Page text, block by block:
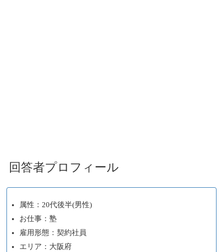
回答者プロフィール
属性：20代後半(男性)
お仕事：塾
雇用形態：契約社員
エリア：大阪府